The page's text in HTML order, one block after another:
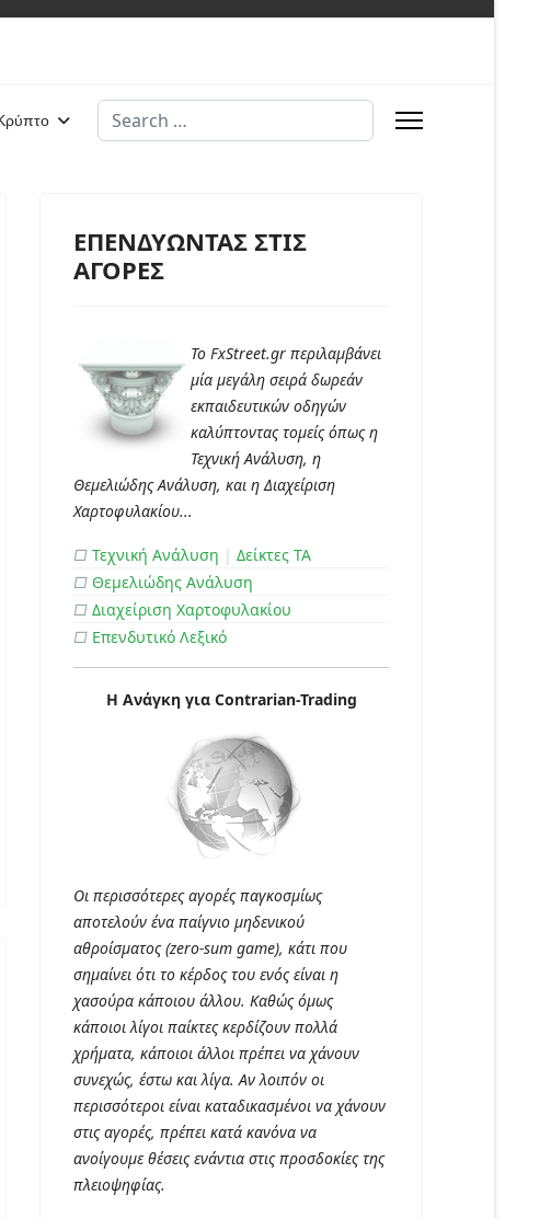
Search
ΕΠΕΝΔΥΩΝΤΑΣ ΣΤΙΣ
ΑΓΟΡΕΣ
Το FxStreet.gr περιλαμβάνει
μία μεγάλη σειρά δωρεάν
εκπαιδευτικών οδηγών
καλύπτοντας τομείς όπως η
Τεχνική Ανάλυση, η
Θεμελιώδης Ανάλυση, και η Διαχείριση
Χαρτοφυλακίου...
□ Τεχνική Ανάλυση | Δείκτες ΤΑ
□ Θεμελιώδης Ανάλυση
□ Διαχείριση Χαρτοφυλακίου
□ Επενδυτικό Λεξικό
Η Ανάγκη για Contrarian-Trading
Οι περισσότερες αγορές παγκοσμίως
αποτελούν ένα παίγνιο μηδενικού
αθροίσματος (zero-sum game), κάτι που
σημαίνει ότι το κέρδος του ενός είναι η
χασούρα κάποιου άλλου. Καθώς όμως
κάποιοι λίγοι παίκτες κερδίζουν πολλά
χρήματα, κάποιοι άλλοι πρέπει να χάνουν
συνεχώς, έστω και λίγα. Αν λοιπόν οι
περισσότεροι είναι καταδικασμένοι να χάνουν
στις αγορές, πρέπει κατά κανόνα να
ανοίγουμε θέσεις ενάντια στις προσδοκίες της
πλειοψηφίας.